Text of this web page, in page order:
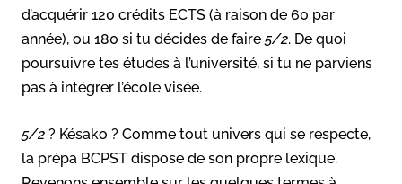
d’acquérir 120 crédits ECTS (à raison de 60 par
année), ou 180 si tu décides de faire 5/2. De quoi
poursuivre tes études à l’université, si tu ne parviens
pas à intégrer l’école visée.
5/2 ? Késako ? Comme tout univers qui se respecte,
la prépa BCPST dispose de son propre lexique.